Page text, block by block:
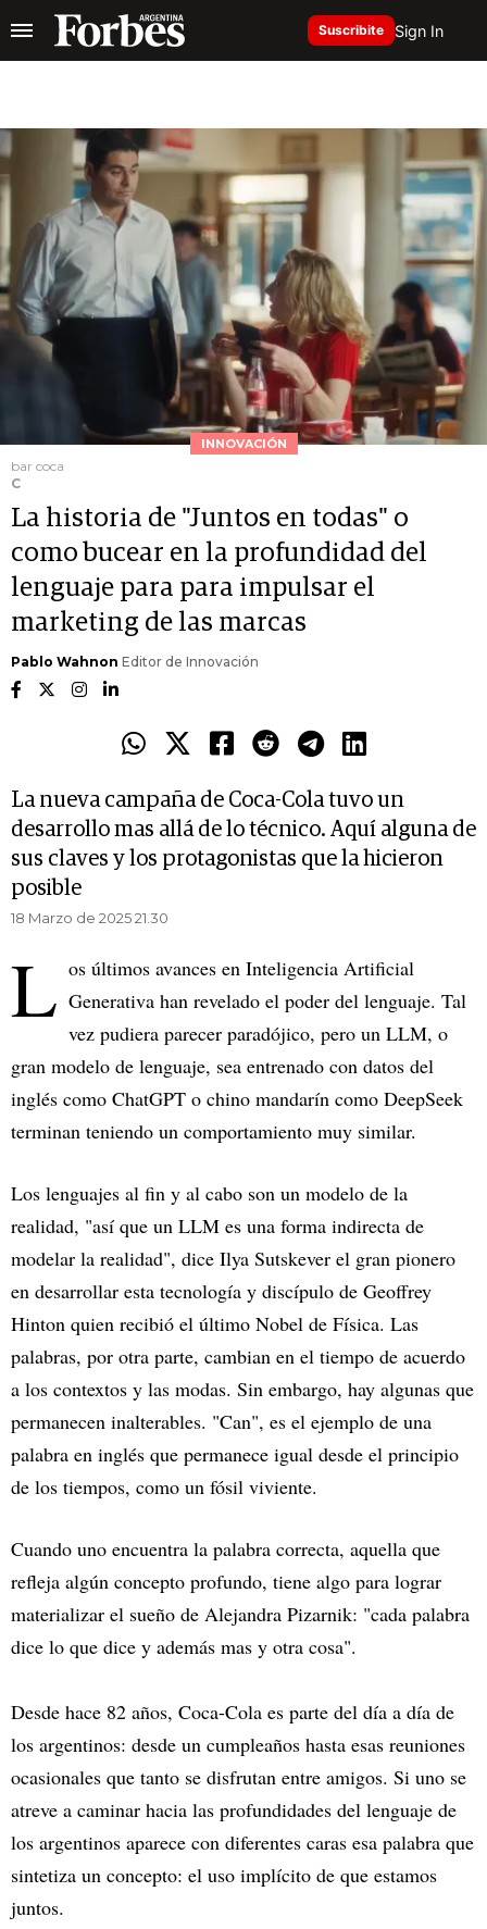
Suscribite Sign In
INNOVACIÓN
bar coca
C
La historia de "Juntos en todas" o
como bucear en la profundidad del
lenguaje para para impulsar el
marketing de las marcas
Pablo Wahnon Editor de Innovación
La nueva campaña de Coca-Cola tuvo un
desarrollo mas allá de lo técnico. Aquí alguna de
sus claves y los protagonistas que la hicieron
posible
18 Marzo de 2025 21.30
L os últimos avances en Inteligencia Artificial
Generativa han revelado el poder del lenguaje. Tal
vez pudiera parecer paradójico, pero un LLM, o
gran modelo de lenguaje, sea entrenado con datos del
inglés como ChatGPT o chino mandarín como DeepSeek
terminan teniendo un comportamiento muy similar.
Los lenguajes al fin y al cabo son un modelo de la
realidad, "así que un LLM es una forma indirecta de
modelar la realidad", dice Ilya Sutskever el gran pionero
en desarrollar esta tecnología y discípulo de Geoffrey
Hinton quien recibió el último Nobel de Física. Las
palabras, por otra parte, cambian en el tiempo de acuerdo
a los contextos y las modas. Sin embargo, hay algunas que
permanecen inalterables. "Can", es el ejemplo de una
palabra en inglés que permanece igual desde el principio
de los tiempos, como un fósil viviente.
Cuando uno encuentra la palabra correcta, aquella que
refleja algún concepto profundo, tiene algo para lograr
materializar el sueño de Alejandra Pizarnik: "cada palabra
dice lo que dice y además mas y otra cosa".
Desde hace 82 años, Coca-Cola es parte del día a día de
los argentinos: desde un cumpleaños hasta esas reuniones
ocasionales que tanto se disfrutan entre amigos. Si uno se
atreve a caminar hacia las profundidades del lenguaje de
los argentinos aparece con diferentes caras esa palabra que
sintetiza un concepto: el uso implícito de que estamos
juntos.